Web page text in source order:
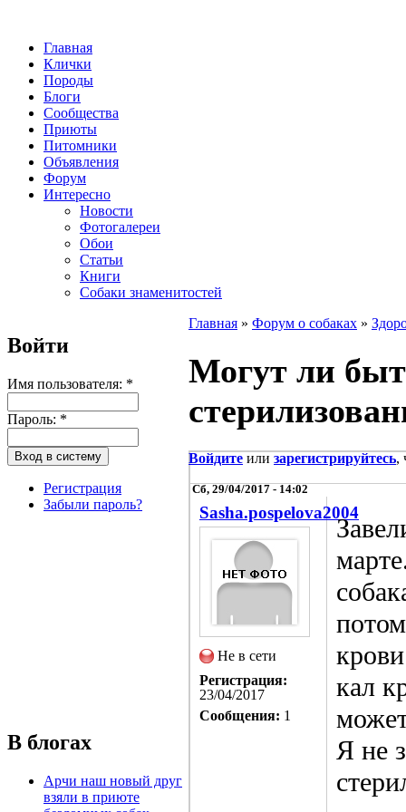
Главная
Клички
Породы
Блоги
Сообщества
Приюты
Питомники
Объявления
Форум
Интересно
Новости
Фотогалереи
Обои
Статьи
Книги
Собаки знаменитостей
Войти
Имя пользователя: *
Пароль: *
Регистрация
Забыли пароль?
В блогах
Арчи наш новый друг
взяли в приюте
Главная » Форум о собаках »
Могут ли
Войдите или зарегистрируйтесь,
Сб, 29/04/2017 - 14:02
Sasha.pospelova2004
Не в сети
Регистрация:
23/04/2017
Сообщения: 1
кал
Я не